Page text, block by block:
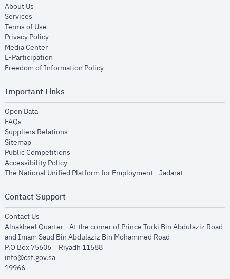
About Us
Services
Terms of Use
Privacy Policyopens in new window
Media Centeropens in new window
E-Participation
Freedom of Information Policyopens in new window
Important Links
Open Dataopens in new window
FAQs
Suppliers Relations
Sitemapopens in new window
Public Competitions
Accessibility Policyopens in new window
The National Unified Platform for Employment - Jadaratopens in new
Contact Support
Contact Us
Alnakheel Quarter - At the corner of Prince Turki Bin Abdulaziz Road
and Imam Saud Bin Abdulaziz Bin Mohammed Road​
P.O Box 75606 – Riyadh 11588
info@cst.gov.sa
19966